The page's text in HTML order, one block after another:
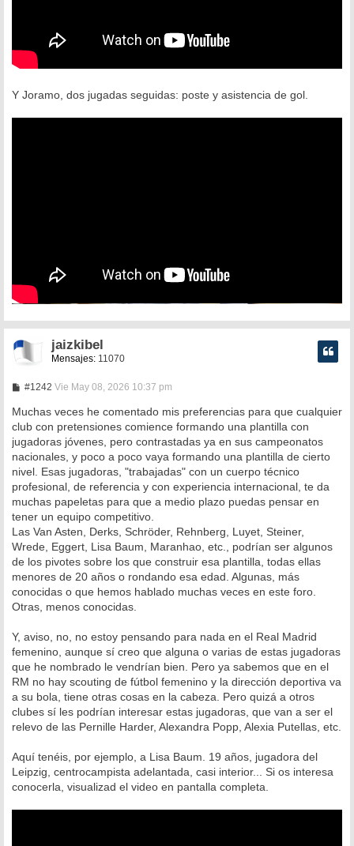
Y Joramo, dos jugadas seguidas: poste y asistencia de gol.
jaizkibel
Mensajes: 11070
#1242M
n
a
j
e
Vie May 08, 2026 10:37 pm
Muchas veces he comentado mis preferencias para que cualquier
club con pretensiones comience formando una plantilla con
jugadoras jóvenes, pero contrastadas ya en sus campeonatos
nacionales, y poco a poco vaya formando una plantilla de cierto
nivel. Esas jugadoras, "trabajadas" con un cuerpo técnico
profesional, de referencia y con experiencia internacional, te da
muchas papeletas para que a medio plazo puedas pensar en
tener un equipo competitivo.
Las Van Asten, Derks, Schröder, Rehnberg, Luyet, Steiner,
Wrede, Eggert, Lisa Baum, Maranhao, etc., podrían ser algunos
de los pivotes sobre los que construir esa plantilla, todas ellas
menores de 20 años o rondando esa edad. Algunas, más
conocidas o que hemos hablado muchas veces en este foro.
Otras, menos conocidas.
Y, aviso, no, no estoy pensando para nada en el Real Madrid
femenino, aunque sí creo que alguna o varias de estas jugadoras
que he nombrado le vendrían bien. Pero ya sabemos que en el
RM no hay scouting de fútbol femenino y la dirección deportiva va
a su bola, tiene otras cosas en la cabeza. Pero quizá a otros
clubes sí les podrían interesar estas jugadoras, que van a ser el
relevo de las Pernille Harder, Alexandra Popp, Alexia Putellas, etc.
Aquí tenéis, por ejemplo, a Lisa Baum. 19 años, jugadora del
Leipzig, centrocampista adelantada, casi interior... Si os interesa
conocerla, visualizad el video en pantalla completa.